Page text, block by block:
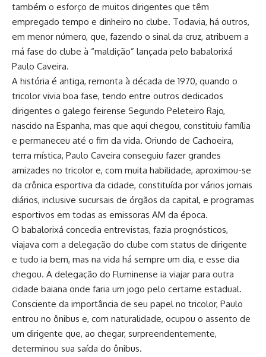
também o esforço de muitos dirigentes que têm
empregado tempo e dinheiro no clube. Todavia, há outros,
em menor número, que, fazendo o sinal da cruz, atribuem a
má fase do clube à “maldição” lançada pelo babalorixá
Paulo Caveira.
A história é antiga, remonta à década de 1970, quando o
tricolor vivia boa fase, tendo entre outros dedicados
dirigentes o galego feirense Segundo Peleteiro Rajo,
nascido na Espanha, mas que aqui chegou, constituiu família
e permaneceu até o fim da vida. Oriundo de Cachoeira,
terra mística, Paulo Caveira conseguiu fazer grandes
amizades no tricolor e, com muita habilidade, aproximou-se
da crônica esportiva da cidade, constituída por vários jornais
diários, inclusive sucursais de órgãos da capital, e programas
esportivos em todas as emissoras AM da época.
O babalorixá concedia entrevistas, fazia prognósticos,
viajava com a delegação do clube com status de dirigente
e tudo ia bem, mas na vida há sempre um dia, e esse dia
chegou. A delegação do Fluminense ia viajar para outra
cidade baiana onde faria um jogo pelo certame estadual.
Consciente da importância de seu papel no tricolor, Paulo
entrou no ônibus e, com naturalidade, ocupou o assento de
um dirigente que, ao chegar, surpreendentemente,
determinou sua saída do ônibus.